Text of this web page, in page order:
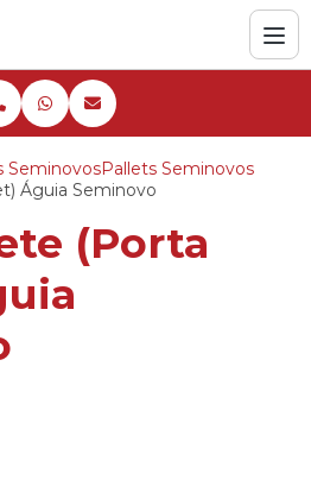
SeminovosPallets Seminovos
Águia Seminovo
(Porta